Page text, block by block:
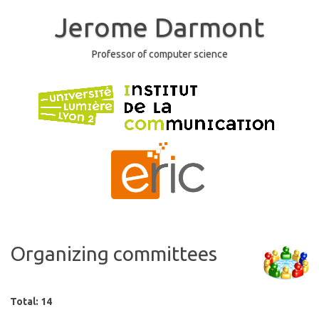
Jerome Darmont
Professor of computer science
Organizing committees
Total: 14